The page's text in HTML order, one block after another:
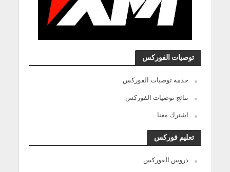
توصيات الفوركس
خدمة توصيات الفوركس
نتائج توصيات الفوركس
اشترك معنا
تعليم فوركس
دروس الفوركس